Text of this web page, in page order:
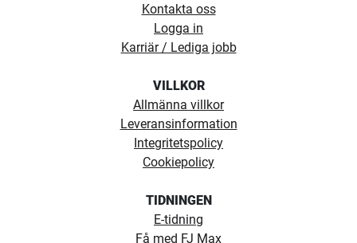
Kontakta oss
Logga in
Karriär / Lediga jobb
VILLKOR
Allmänna villkor
Leveransinformation
Integritetspolicy
Cookiepolicy
TIDNINGEN
E-tidning
Få med FJ Max